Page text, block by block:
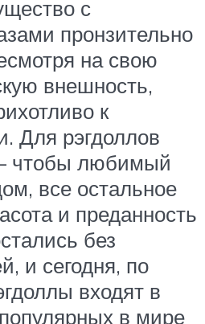
с
пронзительно
на свою
внешность,
к
Для рэгдоллов
чтобы любимый
все остальное
и преданность
без
и сегодня, по
входят в
в мире